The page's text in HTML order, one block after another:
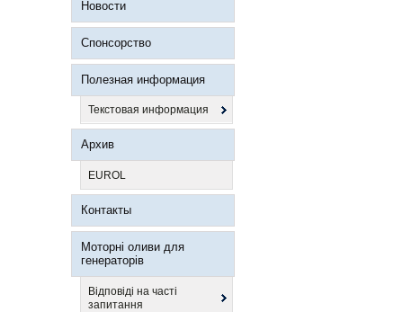
Новости
Спонсорство
Полезная информация
Текстовая информация
Архив
EUROL
Контакты
Моторні оливи для
генераторів
Відповіді на часті
запитання